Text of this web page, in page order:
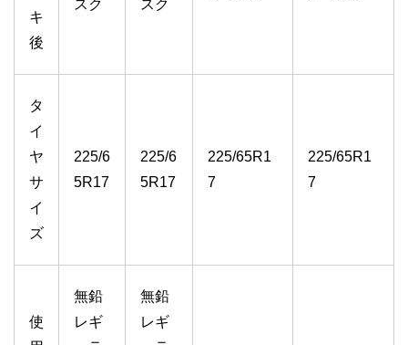
キ
後
スク
スク
タ
イ
ヤ
サ
イ
ズ
225/6
5R17
225/6
5R17
225/65R1
7
225/65R1
7
使
無鉛
レギ
無鉛
レギ